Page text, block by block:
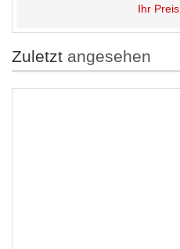
Ihr Preis
Zuletzt angesehen